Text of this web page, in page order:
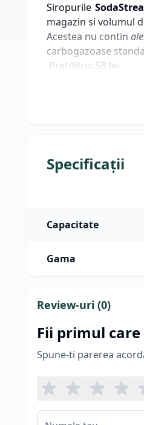
Siropurile
magazin si volumul
Acestea nu contin
carbogazoase
Pret/litru: 58 lei
Specificații
Capacitate
Gama
Review-uri (0)
Fii primul
Spune-ti parerea